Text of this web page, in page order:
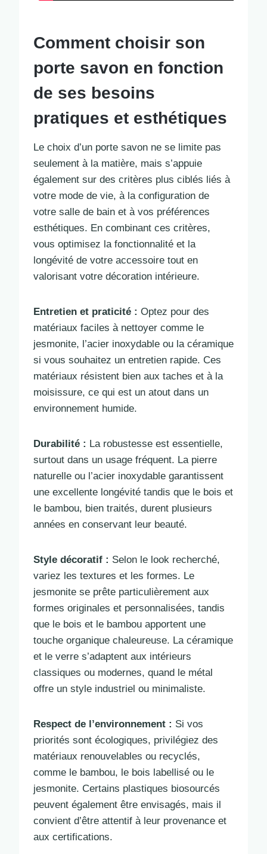
Comment choisir son
porte savon en fonction
de ses besoins
pratiques et esthétiques
Le choix d’un porte savon ne se limite pas
seulement à la matière, mais s’appuie
également sur des critères plus ciblés liés à
votre mode de vie, à la configuration de
votre salle de bain et à vos préférences
esthétiques. En combinant ces critères,
vous optimisez la fonctionnalité et la
longévité de votre accessoire tout en
valorisant votre décoration intérieure.
Entretien et praticité : Optez pour des
matériaux faciles à nettoyer comme le
jesmonite, l’acier inoxydable ou la céramique
si vous souhaitez un entretien rapide. Ces
matériaux résistent bien aux taches et à la
moisissure, ce qui est un atout dans un
environnement humide.
Durabilité : La robustesse est essentielle,
surtout dans un usage fréquent. La pierre
naturelle ou l’acier inoxydable garantissent
une excellente longévité tandis que le bois et
le bambou, bien traités, durent plusieurs
années en conservant leur beauté.
Style décoratif : Selon le look recherché,
variez les textures et les formes. Le
jesmonite se prête particulièrement aux
formes originales et personnalisées, tandis
que le bois et le bambou apportent une
touche organique chaleureuse. La céramique
et le verre s’adaptent aux intérieurs
classiques ou modernes, quand le métal
offre un style industriel ou minimaliste.
Respect de l’environnement : Si vos
priorités sont écologiques, privilégiez des
matériaux renouvelables ou recyclés,
comme le bambou, le bois labellisé ou le
jesmonite. Certains plastiques biosourcés
peuvent également être envisagés, mais il
convient d’être attentif à leur provenance et
aux certifications.